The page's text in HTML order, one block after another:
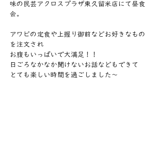
味の民芸アクロスプラザ東久留米店にて昼食
会。
アワビの定食や上握り御前などお好きなもの
を注文され
お腹もいっぱいで大満足！！
日ごろなかなか聞けないお話などもできて
とても楽しい時間を過ごしました～